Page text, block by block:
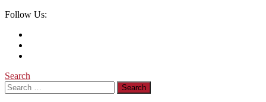
Follow Us:
Search
Search
for: